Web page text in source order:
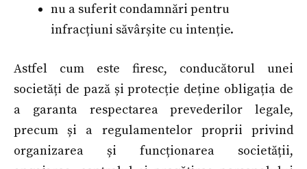
nu a suferit condamnări pentru
infracțiuni săvârșite cu intenție.
Astfel cum este firesc, conducătorul unei
societăți de pază și protecție deține obligația de
a garanta respectarea prevederilor legale,
precum și a regulamentelor proprii privind
organizarea și funcționarea societății,